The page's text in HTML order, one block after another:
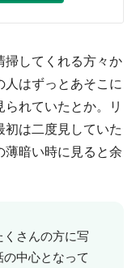
掃してくれる方々か
人はずっとあそこに
れていたとか。リ
は二度見していた
薄暗い時に見ると余
くさんの方に写
中心となって